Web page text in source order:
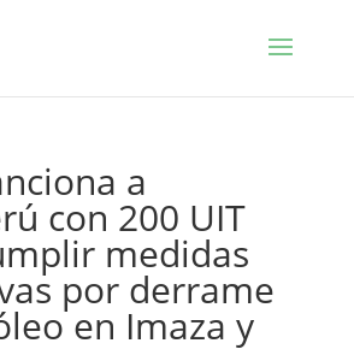
a
con 200 UIT
medidas
por derrame
en Imaza y